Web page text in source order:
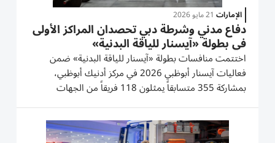
الإمارات 21 مايو 2026
دفاع مدني وشرطة دبي تحصدان المراكز الأولى
في بطولة «آيسنار للياقة البدنية»
اختتمت منافسات بطولة «آيسنار للياقة البدنية» ضمن
فعاليات آيسنار أبوظبي 2026 في مركز أدنيك أبوظبي،
بمشاركة 355 متسابقاً يمثلون 118 فريقاً من الجهات
الحكومية والخاصة وأفراد المجتمع، وسط منافسات قوية في
تمارين «كروس فت» التي تعتمد على اللياقة العالية وقوة
التحمل والعمل الجماعي....